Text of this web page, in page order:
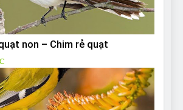
non – Chim rẻ quạt